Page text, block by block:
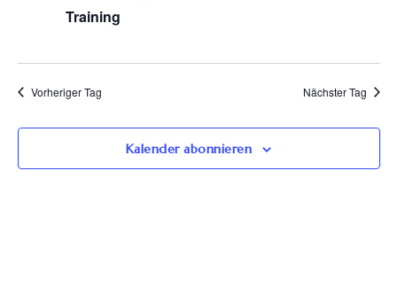
Training
Vorheriger Tag Nächster Tag
Kalender abonnieren